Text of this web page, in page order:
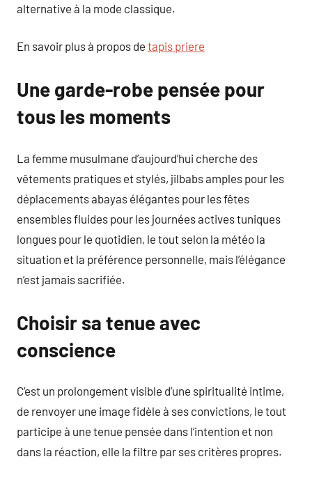
alternative à la mode classique.
En savoir plus à propos de tapis priere
Une garde-robe pensée pour
tous les moments
La femme musulmane d’aujourd’hui cherche des
vêtements pratiques et stylés, jilbabs amples pour les
déplacements abayas élégantes pour les fêtes
ensembles fluides pour les journées actives tuniques
longues pour le quotidien, le tout selon la météo la
situation et la préférence personnelle, mais l’élégance
n’est jamais sacrifiée.
Choisir sa tenue avec
conscience
C’est un prolongement visible d’une spiritualité intime,
de renvoyer une image fidèle à ses convictions, le tout
participe à une tenue pensée dans l’intention et non
dans la réaction, elle la filtre par ses critères propres.